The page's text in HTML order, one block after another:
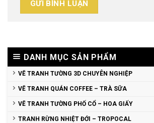
DANH MỤC SẢN PHẨM
VẼ TRANH TƯỜNG 3D CHUYÊN NGHIỆP
VẼ TRANH QUÁN COFFEE – TRÀ SỮA
VẼ TRANH TƯỜNG PHỐ CỔ – HOA GIẤY
TRANH RỪNG NHIỆT ĐỚI – TROPOCAL